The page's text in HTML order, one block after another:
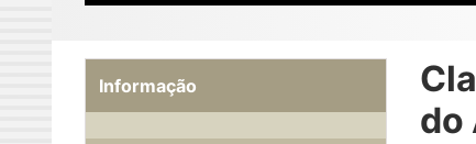
do
Informação